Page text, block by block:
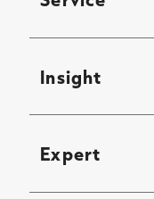
Insight
Expert